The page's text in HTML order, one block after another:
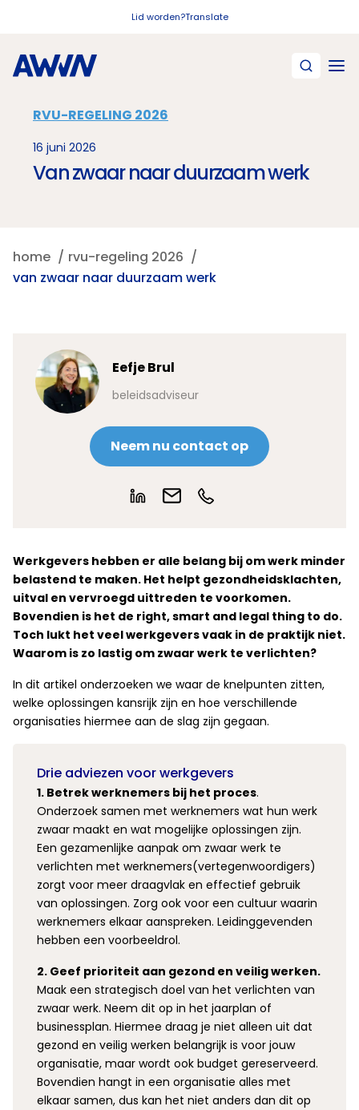
Lid worden?Translate
RVU-REGELING 2026
16 juni 2026
Van zwaar naar duurzaam werk
home
rvu-regeling 2026
van zwaar naar duurzaam werk
Eefje Brul
beleidsadviseur
Neem nu contact op
Werkgevers hebben er alle belang bij om werk minder
belastend te maken. Het helpt gezondheidsklachten,
uitval en vervroegd uittreden te voorkomen.
Bovendien is het de right, smart and legal thing to do.
Toch lukt het veel werkgevers vaak in de praktijk niet.
Waarom is zo lastig om zwaar werk te verlichten?
In dit artikel onderzoeken we waar de knelpunten zitten,
welke oplossingen kansrijk zijn en hoe verschillende
organisaties hiermee aan de slag zijn gegaan.
Drie adviezen voor werkgevers
1. Betrek werknemers bij het proces.
Onderzoek samen met werknemers wat hun werk
zwaar maakt en wat mogelijke oplossingen zijn.
Een gezamenlijke aanpak om zwaar werk te
verlichten met werknemers(vertegenwoordigers)
zorgt voor meer draagvlak en effectief gebruik
van oplossingen. Zorg ook voor een cultuur waarin
werknemers elkaar aanspreken. Leidinggevenden
hebben een voorbeeldrol.
2. Geef prioriteit aan gezond en veilig werken.
Maak een strategisch doel van het verlichten van
zwaar werk. Neem dit op in het jaarplan of
businessplan. Hiermee draag je niet alleen uit dat
gezond en veilig werken belangrijk is voor jouw
organisatie, maar wordt ook budget gereserveerd.
Bovendien hangt in een organisatie alles met
elkaar samen, dus kan het niet anders dan dit op